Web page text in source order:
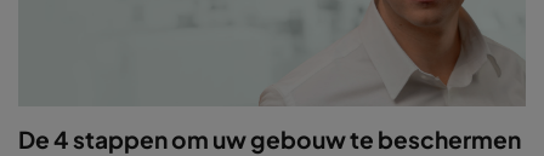
De 4 stappen om uw gebouw te beschermen